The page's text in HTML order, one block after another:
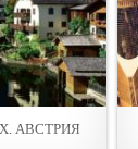
АВСТРИЯ